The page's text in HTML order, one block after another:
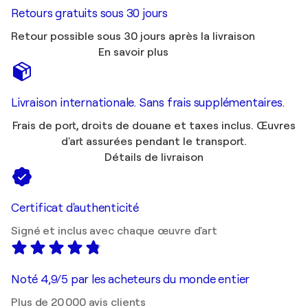
Retours gratuits sous 30 jours
Retour possible sous 30 jours après la livraison
En savoir plus
Livraison internationale. Sans frais supplémentaires.
Frais de port, droits de douane et taxes inclus. Œuvres
d'art assurées pendant le transport.
Détails de livraison
Certificat d'authenticité
Signé et inclus avec chaque œuvre d'art
Noté 4,9/5 par les acheteurs du monde entier
Plus de 20 000 avis clients